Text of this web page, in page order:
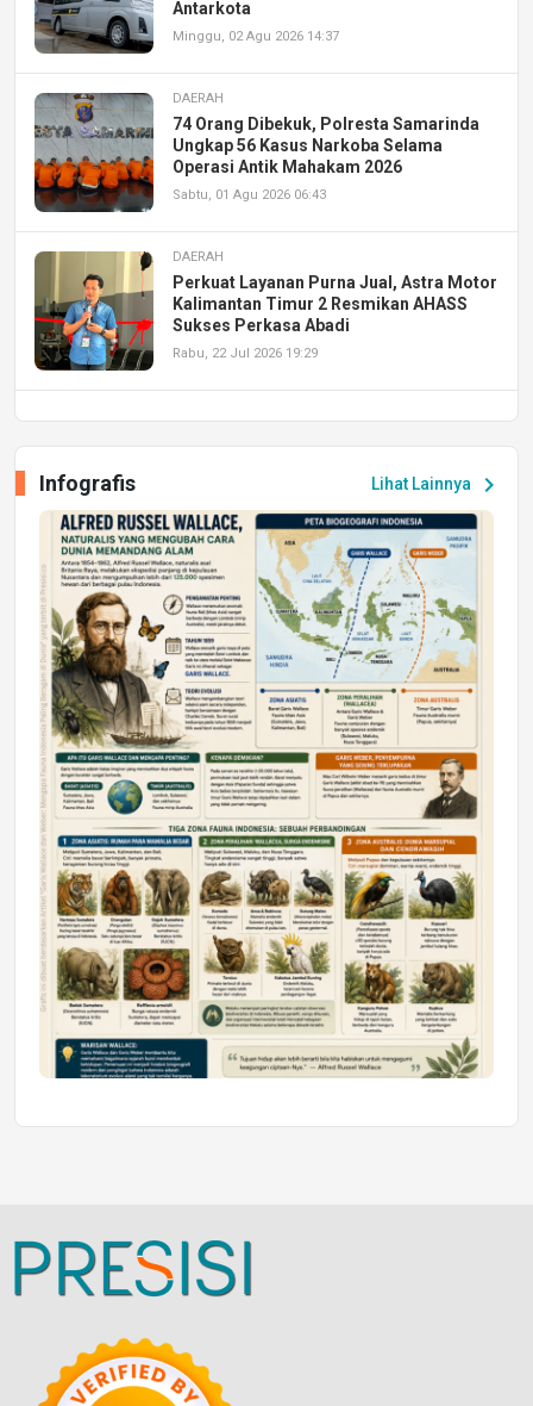
Antarkota
Minggu, 02 Agu 2026 14:37
DAERAH
74 Orang Dibekuk, Polresta Samarinda
Ungkap 56 Kasus Narkoba Selama
Operasi Antik Mahakam 2026
Sabtu, 01 Agu 2026 06:43
DAERAH
Perkuat Layanan Purna Jual, Astra Motor
Kalimantan Timur 2 Resmikan AHASS
Sukses Perkasa Abadi
Rabu, 22 Jul 2026 19:29
Peluang Kerja dan Magang
Jumat, 17 Jul 2026 22:30
DAERAH
Astra Motor Kalimantan Timur 2 Dukung
Mahasiswa Samarinda dalam Astra
Honda SDGs Future Leaders 2026
Jumat, 10 Jul 2026 19:01
Lihat Lainnya chevron_right
Infografis